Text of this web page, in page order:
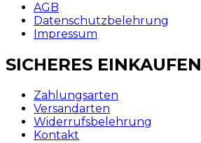
AGB
Datenschutzbelehrung
Impressum
SICHERES EINKAUFEN
Zahlungsarten
Versandarten
Widerrufsbelehrung
Kontakt